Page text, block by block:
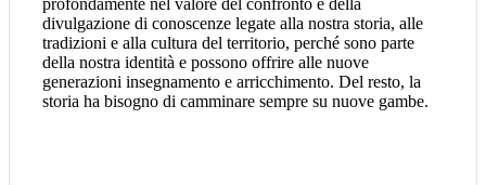
profondamente nel valore del confronto e della
divulgazione di conoscenze legate alla nostra storia, alle
tradizioni e alla cultura del territorio, perché sono parte
della nostra identità e possono offrire alle nuove
generazioni insegnamento e arricchimento. Del resto, la
storia ha bisogno di camminare sempre su nuove gambe.